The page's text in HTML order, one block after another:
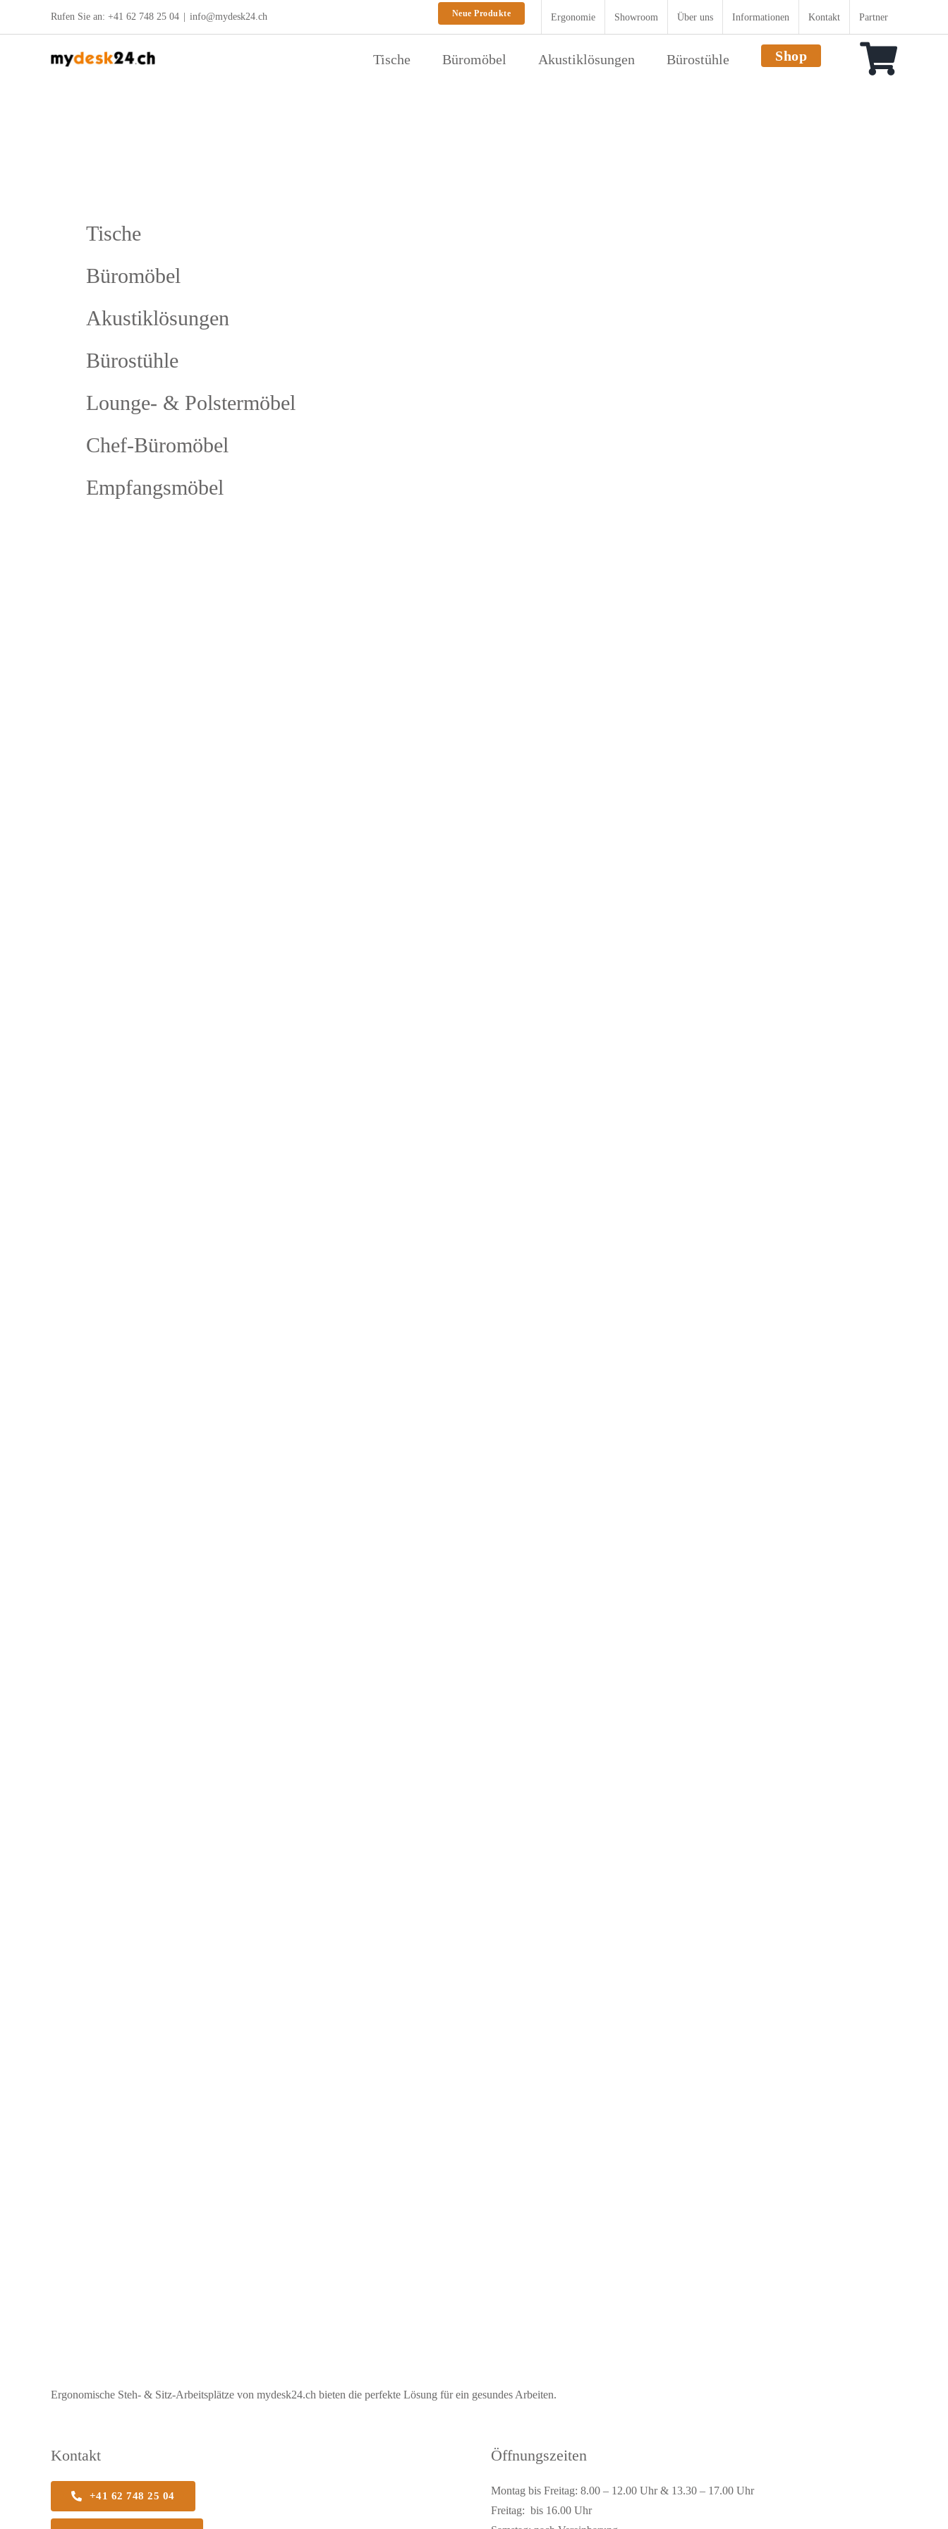
Rufen Sie an: +41 62 748 25 04 info@mydesk24.ch Neue Produkte Ergonomie Showroom Über uns Informationen Kontakt Partner
Tische Büromöbel Akustiklösungen Bürostühle Shop
Tische
Büromöbel
Akustiklösungen
Bürostühle
Lounge- & Polstermöbel
Chef-Büromöbel
Empfangsmöbel
Ergonomische Steh- & Sitz-Arbeitsplätze von mydesk24.ch bieten die perfekte Lösung für ein gesundes Arbeiten.
Kontakt
+41 62 748 25 04
Öffnungszeiten
Montag bis Freitag: 8.00 – 12.00 Uhr & 13.30 – 17.00 Uhr
Freitag: bis 16.00 Uhr